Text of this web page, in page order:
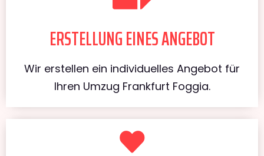
ERSTELLUNG EINES ANGEBOT
Wir erstellen ein individuelles Angebot für
Ihren Umzug Frankfurt Foggia.